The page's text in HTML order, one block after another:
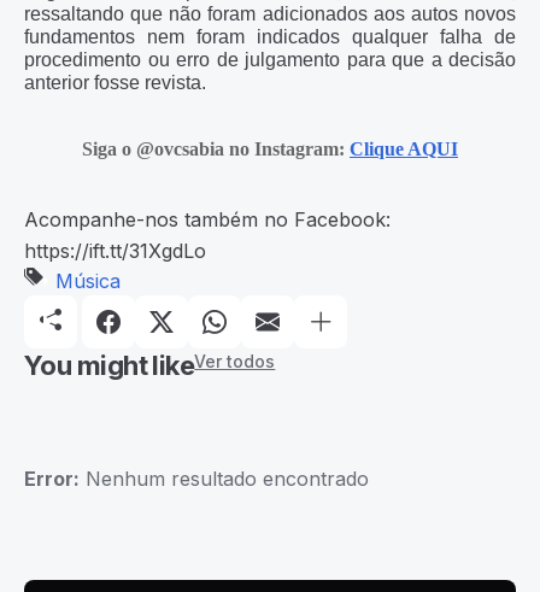
ressaltando que não foram adicionados aos autos novos
fundamentos nem foram indicados qualquer falha de
procedimento ou erro de julgamento para que a decisão
anterior fosse revista.
Siga o @ovcsabia no Instagram: Clique AQUI
Acompanhe-nos também no Facebook:
https://ift.tt/31XgdLo
Música
You might likeVer todos
Error: Nenhum resultado encontrado